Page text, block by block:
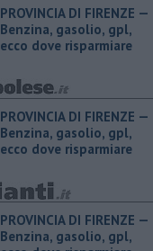
PROVINCIA DI FIRENZE — ​
Benzina, gasolio, gpl,
ecco dove risparmiare
PROVINCIA DI FIRENZE — ​
Benzina, gasolio, gpl,
ecco dove risparmiare
PROVINCIA DI FIRENZE — ​
Benzina, gasolio, gpl,